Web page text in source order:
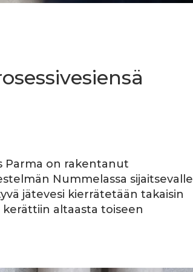
Parma on rakentanut
Nummelassa sijaitsevalle
jätevesi kierrätetään takaisin
altaasta toiseen